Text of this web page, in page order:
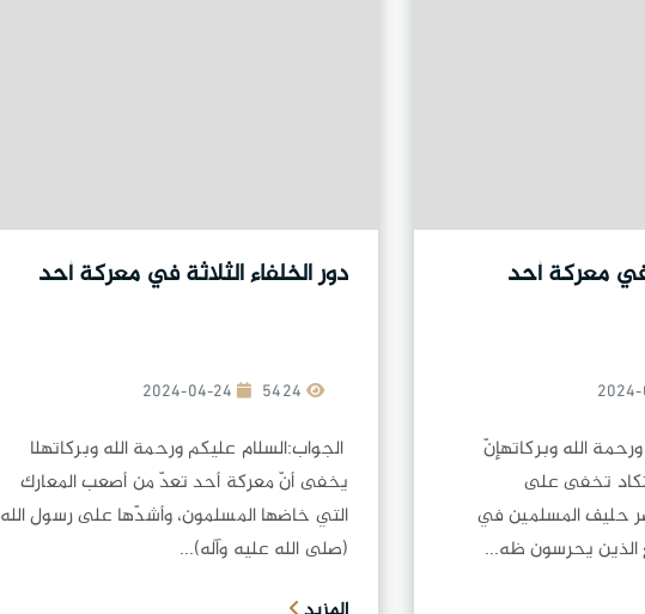
في معركة أحد
الله وبركاتهإنّ
تخفى على
حليف المسلمين في
الذين يحرسون ظه...
دور الخلفاء الثلاثة في معركة أحد
2024-04-24
الجواب:السلام عليكم ورحمة الله وبركاتهلا
يخفى أنّ معركة أحد تعدّ من أصعب المعارك
التي خاضها المسلمون، وأشدّها على رسول الله
(صلى الله عليه وآله)...